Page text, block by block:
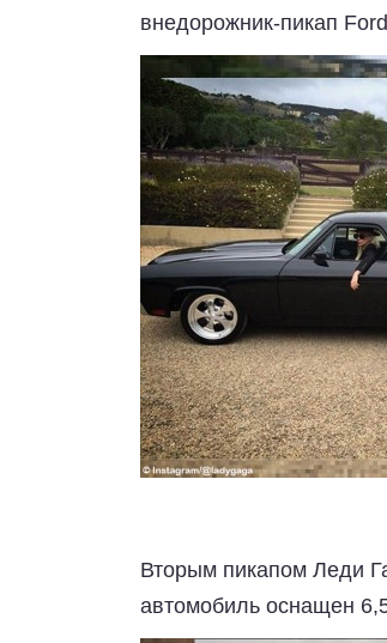
внедорожник-пикап
Вторым пикапом Леди
автомобиль оснащен